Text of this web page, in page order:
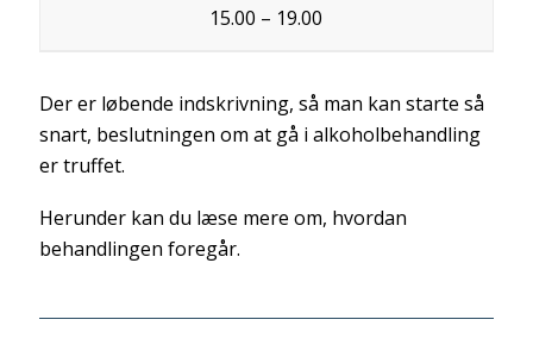
15.00 – 19.00
Der er løbende indskrivning, så man kan starte så
snart, beslutningen om at gå i alkoholbehandling
er truffet.
Herunder kan du læse mere om, hvordan
behandlingen foregår.